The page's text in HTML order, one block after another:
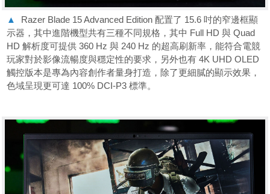
▲
Razer Blade 15 Advanced Edition 配置了 15.6 吋的窄邊框顯
示器，其中進階機型共有三種不同規格，其中 Full HD 與 Quad
HD 解析度可提供 360 Hz 與 240 Hz 的超高刷新率，能符合電競
玩家對於影像流暢度與穩定性的要求，另外也有 4K UHD OLED
觸控版本是專為內容創作者量身打造，除了更細膩的顯示效果，
色域呈現更可達 100% DCI-P3 標準。